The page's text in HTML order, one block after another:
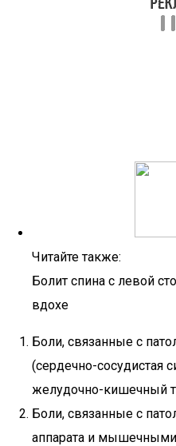
Читайте также:
Болит спина с левой
вдохе
Боли, связанные с
(сердечно-сосудистая
желудочно-кишечный
Боли, связанные с
аппарата и